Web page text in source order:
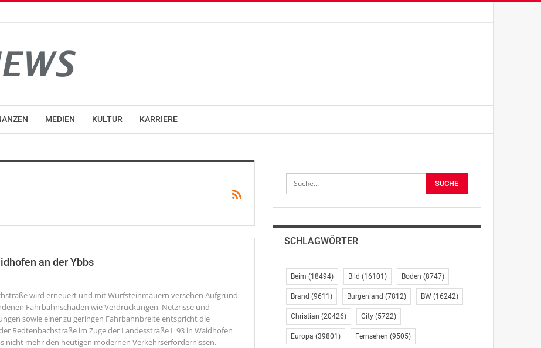
MEDIEN KULTUR KARRIERE
an der Ybbs
wird erneuert und mit Wurfsteinmauern versehen Aufgrund
Fahrbahnschäden wie Verdrückungen, Netzrisse und
sowie einer zu geringen Fahrbahnbreite entspricht die
Redtenbachstraße im Zuge der Landesstraße L 93 in Waidhofen
nicht mehr den heutigen modernen Verkehrserfordernissen.
SCHLAGWÖRTER
Beim (18494) Bild (16101) Boden (8747)
Brand (9611) Burgenland (7812) BW(16242)
Christian (20426) City(5722)
Europa (39801) Fernsehen (9505)